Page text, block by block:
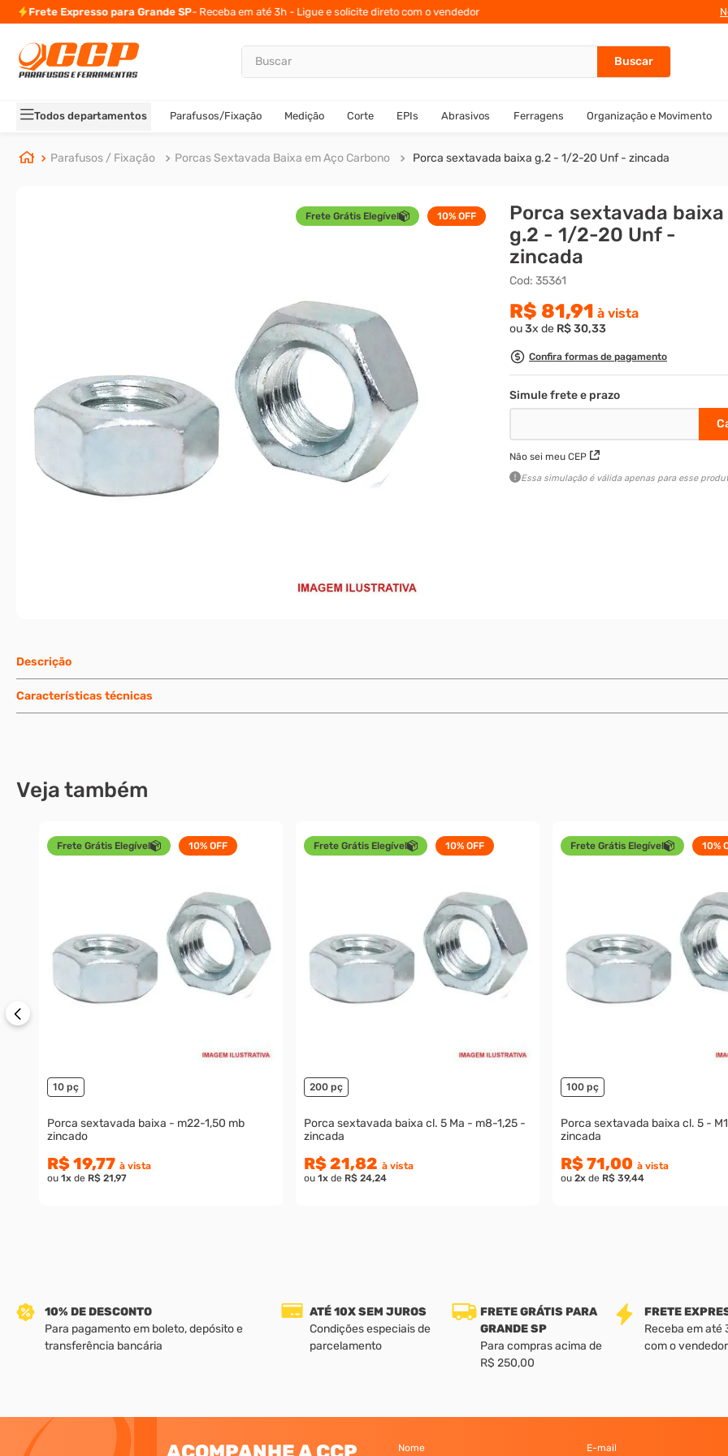
Frete Expresso para Grande SP- Receba em até 3h - Ligue e solicite direto com o vendedor
Buscar
Todos departamentos Parafusos/Fixação Medição Corte EPIs Abrasivos Ferragens Organização e Movimento
Parafusos / Fixação Porcas Sextavada Baixa em Aço Carbono Porca sextavada baixa g.2 - 1/2-20 Unf - zincada
Frete Grátis Elegível 10%OFF
Porca sextavada baixa
g.2 - 1/2-20 Unf -
zincada
Cod:35361
R$ 81,91 à vista
ou3x de R$30,33
Confira formas de pagamento
Não sei meu CEP
Essa simulação é válida apenas para esse
Descrição
Características técnicas
Veja também
Frete Grátis Elegível 10%OFF
10 pç
Porca sextavada baixa - m22-1,50 mb
zincado
R$ 19,77 à vista
ou 1xde R$ 21,97
Frete Grátis Elegível 10%OFF
200 pç
Porca sextavada baixa cl. 5 Ma - m8-1,25 -
zincada
R$ 21,82 à vista
ou 1xde R$ 24,24
Frete Grátis Elegível 10%
100 pç
Porca sextavada baixa cl. 5 - M12-1.50 - Mb
zincada
R$ 71,00 à vista
ou 2xde R$ 39,44
10% DE DESCONTO
Para pagamento em boleto, depósito e
transferência bancária
ATÉ 10X SEM JUROS
Condições especiais de
parcelamento
FRETE GRÁTIS PARA
GRANDE SP
Para compras acima de
R$ 250,00
FRETE
Receba em até
com o vendedor
Nome E-mail
TERMOS MAIS BUSCADOS
2º
carrinho titanium
3º
porca